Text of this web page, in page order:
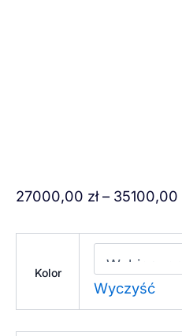
27000,00 zł – 35100,00
Kolor
Wyczyść
ilość
RIVIERA